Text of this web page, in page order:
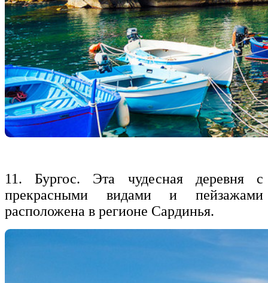
11. Бургос. Эта чудесная деревня с
прекрасными видами и пейзажами
расположена в регионе Сардинья.